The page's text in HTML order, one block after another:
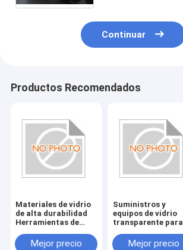
Continuar
Productos Recomendados
Materiales de vidrio
de alta durabilidad
Herramientas de
los arañazos y
Mejor precio
Suministros y
equipos de vidrio
transparente para
de vidrioMejor precio